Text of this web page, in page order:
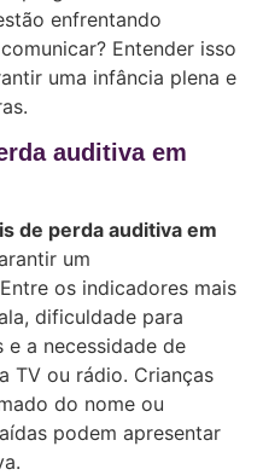
enfrentando
Entender isso
uma infância plena e
auditiva em
de perda auditiva em
um
os indicadores mais
dificuldade para
e a necessidade de
TV ou rádio. Crianças
do nome ou
podem apresentar